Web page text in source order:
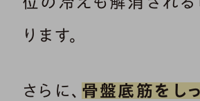
ります。
さらに、 骨盤底筋をし